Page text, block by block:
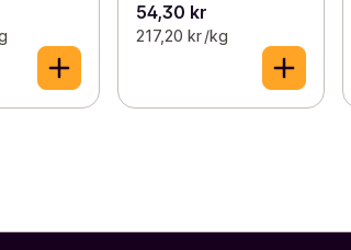
54,30 kr
217,20 kr /kg